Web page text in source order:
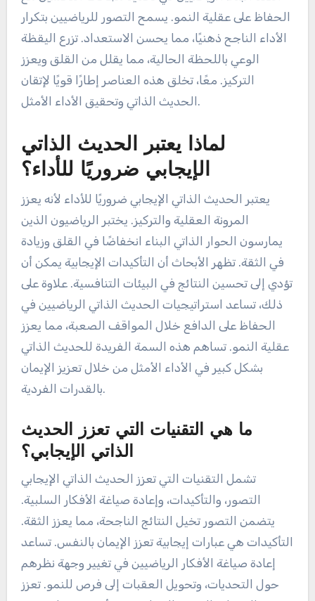
الحفاظ على عقلية النمو. يسمح التصور للرياضيين بتكرار
الأداء الناجح ذهنيًا، مما يحسن الاستعداد. تزرع اليقظة
الوعي باللحظة الحالية، مما يقلل من القلق ويعزز
التركيز. معًا، تخلق هذه العناصر إطارًا قويًا لإتقان
الحديث الذاتي وتحقيق الأداء الأمثل.
لماذا يعتبر الحديث الذاتي
الإيجابي ضروريًا للأداء؟
يعتبر الحديث الذاتي الإيجابي ضروريًا للأداء لأنه يعزز
المرونة العقلية والتركيز. يختبر الرياضيون الذين
يمارسون الحوار الذاتي البناء انخفاضًا في القلق وزيادة
في الثقة. تظهر الأبحاث أن التأكيدات الإيجابية يمكن أن
تؤدي إلى تحسين النتائج في البيئات التنافسية. علاوة على
ذلك، تساعد استراتيجيات الحديث الذاتي الرياضيين في
الحفاظ على الدافع خلال المواقف الصعبة، مما يعزز
عقلية النمو. تساهم هذه السمة الفريدة للحديث الذاتي
بشكل كبير في الأداء الأمثل من خلال تعزيز الإيمان
بالقدرات الفردية.
ما هي التقنيات التي تعزز الحديث
الذاتي الإيجابي؟
تشمل التقنيات التي تعزز الحديث الذاتي الإيجابي
التصور، والتأكيدات، وإعادة صياغة الأفكار السلبية.
يتضمن التصور تخيل النتائج الناجحة، مما يعزز الثقة.
التأكيدات هي عبارات إيجابية تعزز الإيمان بالنفس. تساعد
إعادة صياغة الأفكار الرياضيين في تغيير وجهة نظرهم
حول التحديات، وتحويل العقبات إلى فرص للنمو. تعزز